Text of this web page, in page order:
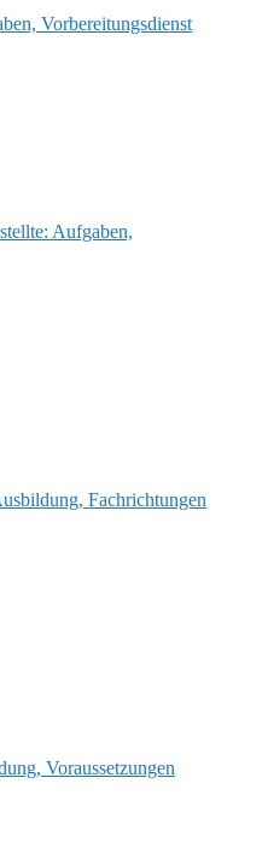
Vorbereitungsdienst
Aufgaben,
Fachrichtungen
Voraussetzungen